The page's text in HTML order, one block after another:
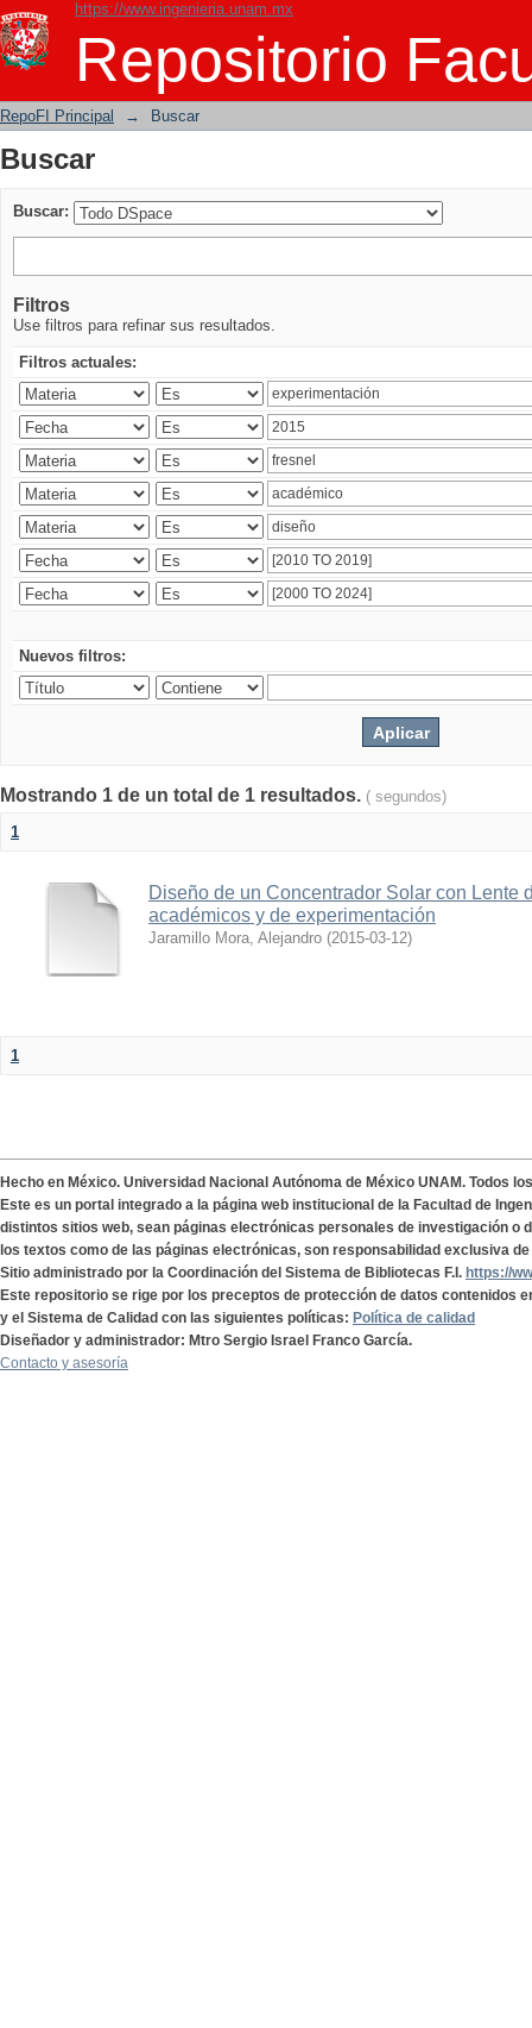
https://www.ingenieria.unam.mx
Repositorio
Buscar
RepoFI Principal → Buscar
Buscar
Buscar:
Filtros
Use filtros para refinar sus resultados.
Filtros actuales:
Nuevos filtros:
Mostrando 1 de un total de 1 resultados. ( segundos)
1
Diseño de un Concentrador Solar con Lente
académicos y de experimentación
Jaramillo Mora, Alejandro (2015-03-12)
1
Hecho en México. Universidad Nacional Autónoma de México UNAM. Todos
Este es un portal integrado a la página web institucional de la Facultad de
distintos sitios web, sean páginas electrónicas personales de investigación o
los textos como de las páginas electrónicas, son responsabilidad exclusiva
Sitio administrado por la Coordinación del Sistema de Bibliotecas F.I. https://
Este repositorio se rige por los preceptos de protección de datos contenidos
y el Sistema de Calidad con las siguientes políticas: Política de calidad
Diseñador y administrador: Mtro Sergio Israel Franco García.
Contacto y asesoría